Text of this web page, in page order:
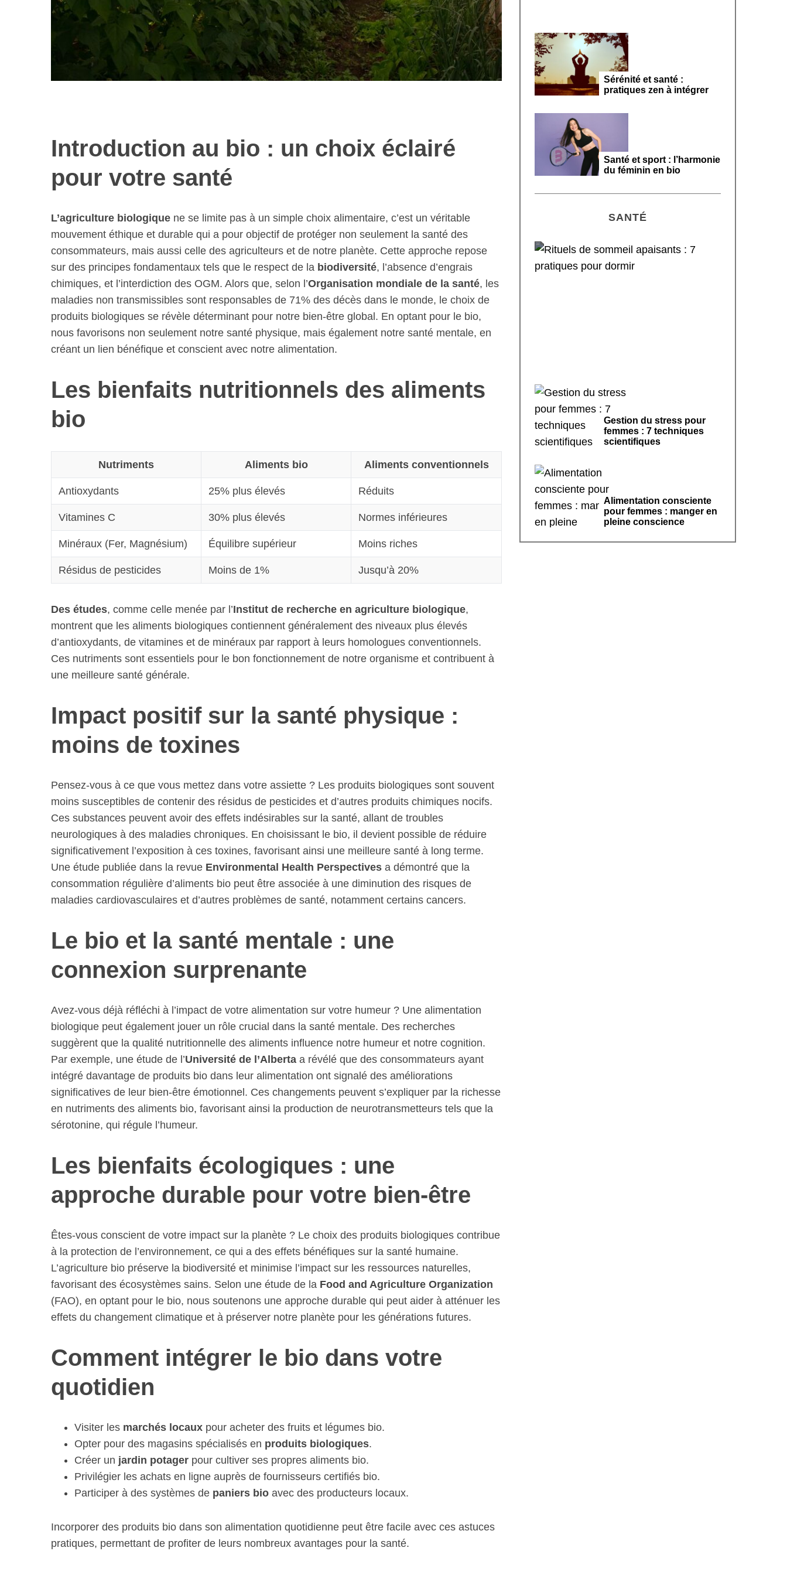
Introduction au bio : un choix éclairé
pour votre santé
L’agriculture biologique ne se limite pas à un simple choix alimentaire, c’est un véritable
mouvement éthique et durable qui a pour objectif de protéger non seulement la santé des
consommateurs, mais aussi celle des agriculteurs et de notre planète. Cette approche repose
sur des principes fondamentaux tels que le respect de la biodiversité, l’absence d’engrais
chimiques, et l’interdiction des OGM. Alors que, selon l’Organisation mondiale de la santé, les
maladies non transmissibles sont responsables de 71% des décès dans le monde, le choix de
produits biologiques se révèle déterminant pour notre bien-être global. En optant pour le bio,
nous favorisons non seulement notre santé physique, mais également notre santé mentale, en
créant un lien bénéfique et conscient avec notre alimentation.
Les bienfaits nutritionnels des aliments
bio
Nutriments Aliments bio Aliments conventionnels
Antioxydants 25% plus élevés Réduits
Vitamines C 30% plus élevés Normes inférieures
Minéraux (Fer, Magnésium) Équilibre supérieur Moins riches
Résidus de pesticides Moins de 1% Jusqu’à 20%
Des études, comme celle menée par l’Institut de recherche en agriculture biologique,
montrent que les aliments biologiques contiennent généralement des niveaux plus élevés
d’antioxydants, de vitamines et de minéraux par rapport à leurs homologues conventionnels.
Ces nutriments sont essentiels pour le bon fonctionnement de notre organisme et contribuent à
une meilleure santé générale.
Impact positif sur la santé physique :
moins de toxines
Pensez-vous à ce que vous mettez dans votre assiette ? Les produits biologiques sont souvent
moins susceptibles de contenir des résidus de pesticides et d’autres produits chimiques nocifs.
Ces substances peuvent avoir des effets indésirables sur la santé, allant de troubles
neurologiques à des maladies chroniques. En choisissant le bio, il devient possible de réduire
significativement l’exposition à ces toxines, favorisant ainsi une meilleure santé à long terme.
Une étude publiée dans la revue Environmental Health Perspectives a démontré que la
consommation régulière d’aliments bio peut être associée à une diminution des risques de
maladies cardiovasculaires et d’autres problèmes de santé, notamment certains cancers.
Le bio et la santé mentale : une
connexion surprenante
Avez-vous déjà réfléchi à l’impact de votre alimentation sur votre humeur ? Une alimentation
biologique peut également jouer un rôle crucial dans la santé mentale. Des recherches
suggèrent que la qualité nutritionnelle des aliments influence notre humeur et notre cognition.
Par exemple, une étude de l’Université de l’Alberta a révélé que des consommateurs ayant
intégré davantage de produits bio dans leur alimentation ont signalé des améliorations
significatives de leur bien-être émotionnel. Ces changements peuvent s’expliquer par la richesse
en nutriments des aliments bio, favorisant ainsi la production de neurotransmetteurs tels que la
sérotonine, qui régule l’humeur.
Les bienfaits écologiques : une
approche durable pour votre bien-être
Êtes-vous conscient de votre impact sur la planète ? Le choix des produits biologiques contribue
à la protection de l’environnement, ce qui a des effets bénéfiques sur la santé humaine.
L’agriculture bio préserve la biodiversité et minimise l’impact sur les ressources naturelles,
favorisant des écosystèmes sains. Selon une étude de la Food and Agriculture Organization
(FAO), en optant pour le bio, nous soutenons une approche durable qui peut aider à atténuer les
effets du changement climatique et à préserver notre planète pour les générations futures.
Comment intégrer le bio dans votre
quotidien
Visiter les marchés locaux pour acheter des fruits et légumes bio.
Opter pour des magasins spécialisés en produits biologiques.
Créer un jardin potager pour cultiver ses propres aliments bio.
Privilégier les achats en ligne auprès de fournisseurs certifiés bio.
Participer à des systèmes de paniers bio avec des producteurs locaux.
Incorporer des produits bio dans son alimentation quotidienne peut être facile avec ces astuces
pratiques, permettant de profiter de leurs nombreux avantages pour la santé.
Sérénité et santé :
pratiques zen à intégrer
Santé et sport : l’harmonie
du féminin en bio
SANTÉ
Gestion du stress pour
femmes : 7 techniques
scientifiques
Alimentation consciente
pour femmes : manger en
pleine conscience
S
a
r
h
f
o